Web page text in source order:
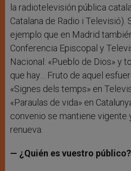
la radiotelevisión pública
Catalana de Radio i Televisió).
ejemplo que en Madrid
Conferencia Episcopal y
Nacional: «Pueblo de Dios» y
que hay… Fruto de aquel
«Signes dels temps» en
«Paraulas de vida» en
convenio se mantiene vigente
renueva.
— ¿Quién es vuestro público?